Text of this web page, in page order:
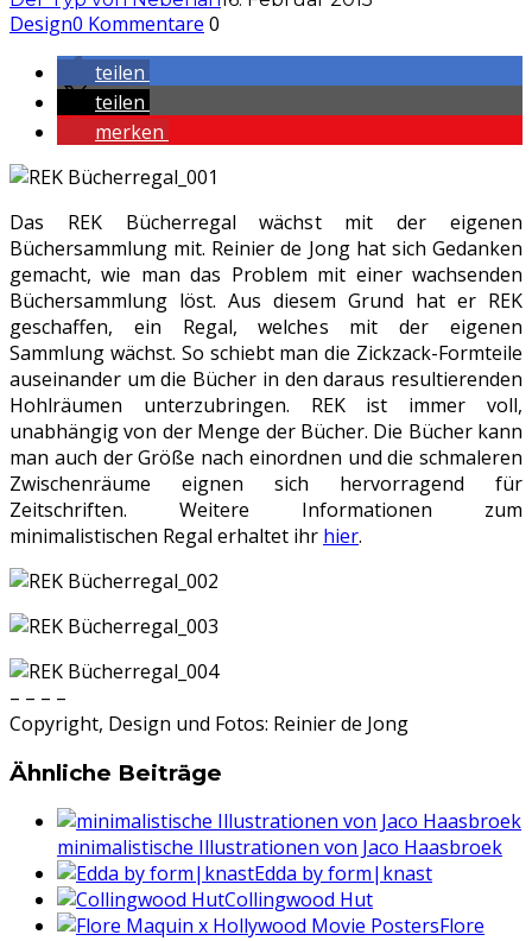
Design0 Kommentare 0
teilen
teilen
merken
Das REK Bücherregal wächst mit der eigenen
Büchersammlung mit. Reinier de Jong hat sich Gedanken
gemacht, wie man das Problem mit einer wachsenden
Büchersammlung löst. Aus diesem Grund hat er REK
geschaffen, ein Regal, welches mit der eigenen
Sammlung wächst. So schiebt man die Zickzack-Formteile
auseinander um die Bücher in den daraus resultierenden
Hohlräumen unterzubringen. REK ist immer voll,
unabhängig von der Menge der Bücher. Die Bücher kann
man auch der Größe nach einordnen und die schmaleren
Zwischenräume eignen sich hervorragend für
Zeitschriften. Weitere Informationen zum
minimalistischen Regal erhaltet ihr hier.
– – – –
Copyright, Design und Fotos: Reinier de Jong
Ähnliche Beiträge
minimalistische Illustrationen von Jaco Haasbroek
Edda by form|knast
Collingwood Hut
Flore